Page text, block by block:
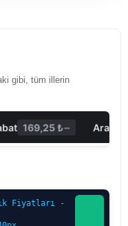
gibi, tüm illerin
Fiyatları -